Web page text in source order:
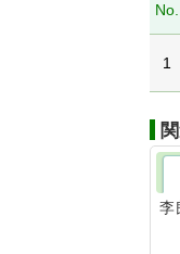
No.
1
李